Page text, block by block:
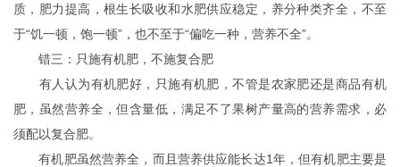
质，肥力提高，根生长吸收和水肥供应稳定，养分种类齐全，不至
于“饥一顿，饱一顿”，也不至于“偏吃一种，营养不全”。
错三：只施有机肥，不施复合肥
有人认为有机肥好，只施有机肥，不管是农家肥还是商品有机
肥，虽然营养全，但含量低，满足不了果树产量高的营养需求，必
须配以复合肥。
有机肥虽然营养全，而且营养供应能长达1年，但有机肥主要是